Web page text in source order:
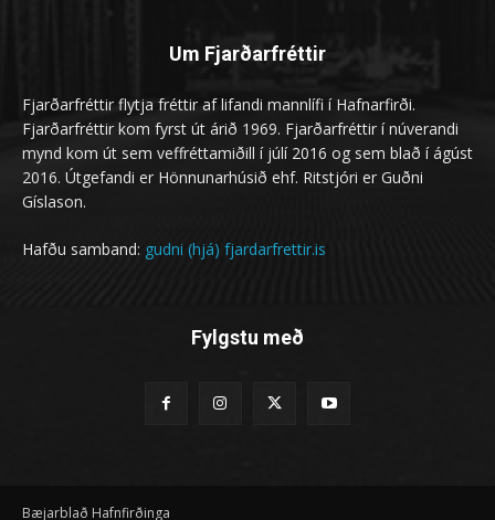
Um Fjarðarfréttir
Fjarðarfréttir flytja fréttir af lifandi mannlífi í Hafnarfirði.
Fjarðarfréttir kom fyrst út árið 1969. Fjarðarfréttir í núverandi
mynd kom út sem veffréttamiðill í júlí 2016 og sem blað í ágúst
2016. Útgefandi er Hönnunarhúsið ehf. Ritstjóri er Guðni
Gíslason.
Hafðu samband: gudni (hjá) fjardarfrettir.is
Fylgstu með
Bæjarblað Hafnfirðinga